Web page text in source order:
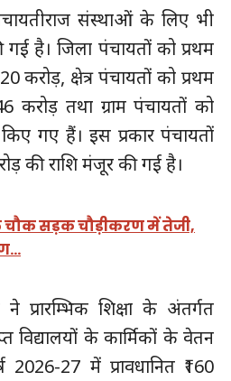
संस्थाओं के लिए भी
गई है। जिला पंचायतों को प्रथम
करोड़, क्षेत्र पंचायतों को प्रथम
करोड़ तथा ग्राम पंचायतों को
गए हैं। इस प्रकार पंचायतों
की राशि मंजूर की गई है।
चौक सड़क चौड़ीकरण में तेजी,
ने प्रारम्भिक शिक्षा के अंतर्गत
विद्यालयों के कार्मिकों के वेतन
2026-27 में प्रावधानित ₹160